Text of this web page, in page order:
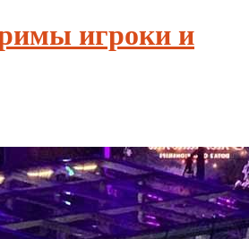
игроки и